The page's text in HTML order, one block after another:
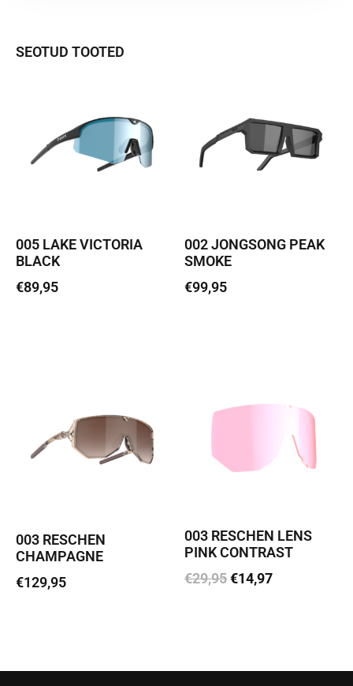
SEOTUD TOOTED
005 LAKE VICTORIA
BLACK
€89,95
002 JONGSONG PEAK
SMOKE
€99,95
003 RESCHEN
CHAMPAGNE
€129,95
003 RESCHEN LENS
PINK CONTRAST
€29,95€14,97